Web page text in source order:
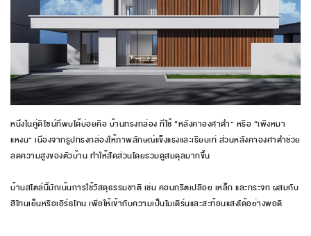
หนึ่งในคู่ดีไซน์ที่พบได้บ่อยคือ บ้านทรงกล่อง ที่ใช้ “หลังคาองศาต่ำ” หรือ “เพิงหมา
แหงน” เนื่องจากรูปทรงกล่องให้ภาพลักษณ์แข็งแรงและเรียบเท่ ส่วนหลังคาองศาต่ำช่วย
ลดความสูงของตัวบ้าน ทำให้สัดส่วนโดยรวมดูสมดุลมากขึ้น
บ้านสไตล์นี้มักเน้นการใช้วัสดุธรรมชาติ เช่น คอนกรีตเปลือย เหล็ก และกระจก ผสมกับ
สีโทนเย็นหรือเอิร์ธโทน เพื่อให้เข้ากับความเป็นโมเดิร์นและสะท้อนแสงได้อย่างพอดี